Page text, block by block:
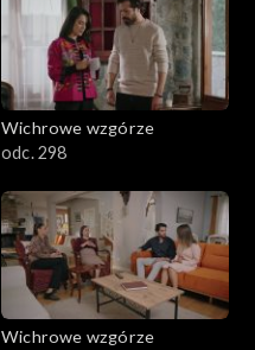
Wichrowe wzgórze
odc. 298
Wichrowe wzgórze